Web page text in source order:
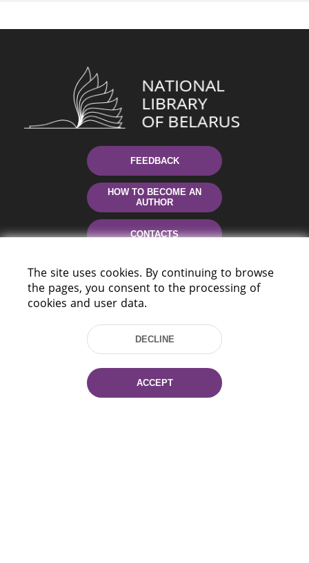
FEEDBACK
HOW TO BECOME AN
AUTHOR
CONTACTS
HELP
220114, Niezaležnasci Ave. 116, Minsk,
The site uses cookies. By continuing to browse
the pages, you consent to the processing of
cookies and user data.
DECLINE
ACCEPT